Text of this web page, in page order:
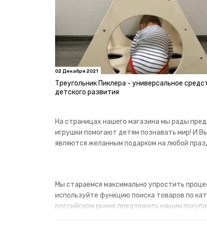
02 Декабря 2021
Треугольник Пиклера - универсальное
детского развития
На страницах нашего магазина мы рады
игрушки помогают детям познавать мир! И
являются желанным подарком на любой
Мы стараемся максимально упростить
используйте функцию поиска товаров по
российском рынке предложить нашим